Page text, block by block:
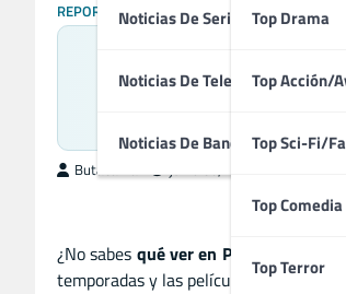
Noticias De Series
Noticias De Televisión
Noticias De Bandas Sonoras
Top Drama
Top Acción/
Top Sci-Fi/
Top Comedia
Top Terror
REPORTAJES
ButacaMax
¿No sabes qué ver en Prime Video en
temporadas y las películas que llegan